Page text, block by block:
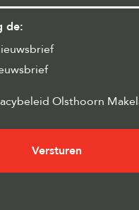
de:
Olsthoorn